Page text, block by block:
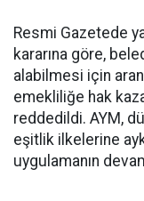
Resmi Gazetede
kararına göre,
alabilmesi için
emekliliğe hak
reddedildi. AYM,
eşitlik ilkelerine
uygulamanın